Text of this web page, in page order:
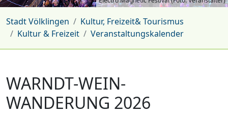
Stadt Völklingen
Kultur, Freizeit& Tourismus
Kultur & Freizeit
Veranstaltungskalender
WARNDT-WEIN-
WANDERUNG 2026